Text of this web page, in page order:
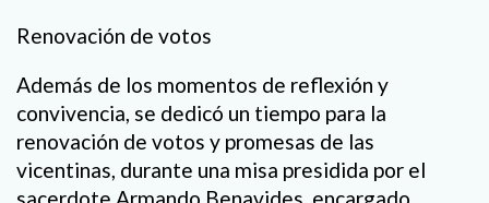
Renovación de votos
Además de los momentos de reflexión y
convivencia, se dedicó un tiempo para la
renovación de votos y promesas de las
vicentinas, durante una misa presidida por el